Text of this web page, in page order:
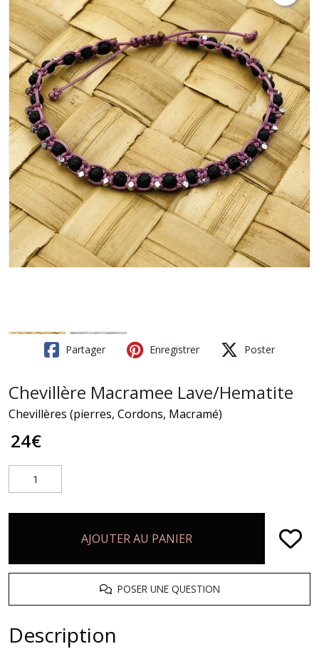
Partager Enregistrer Poster
Chevillère Macramee Lave/Hematite
Chevillères (pierres, Cordons, Macramé)
24€
AJOUTER AU PANIER
POSER UNE QUESTION
Description